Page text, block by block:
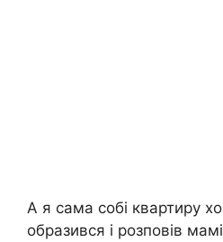
А я сама собі квартиру
образився і розповів